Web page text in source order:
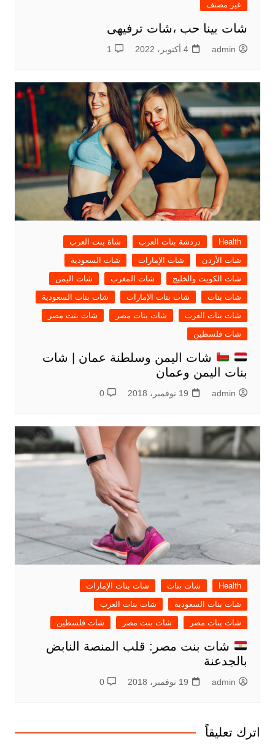
غير مصنف
شات بينا حب ،شات ترفيهى
admin 4 أكتوبر، 2022 1
Health دردشة بنات العرب
شاة بنت العرب
شات الأردن
شات الإمارات
شات السعودية
شات الكويت والخليج
شات المغرب
شات اليمن
شات بنات
شات بنات الإمارات
شات بنات السعودية
شات بنات العرب
شات بنات مصر
شات بنت مصر
شات فلسطين
شات اليمن وسلطنة عمان | شات
بنات اليمن وعمان
admin 19 نوفمبر، 2018 0
Health شات بنات
شات بنات الإمارات
شات بنات السعودية
شات بنات العرب
شات بنات مصر
شات بنت مصر شات فلسطين
شات بنت مصر: قلب المنصة النابض
بالجدعنة
admin 19 نوفمبر، 2018 0
اترك تعليقاً